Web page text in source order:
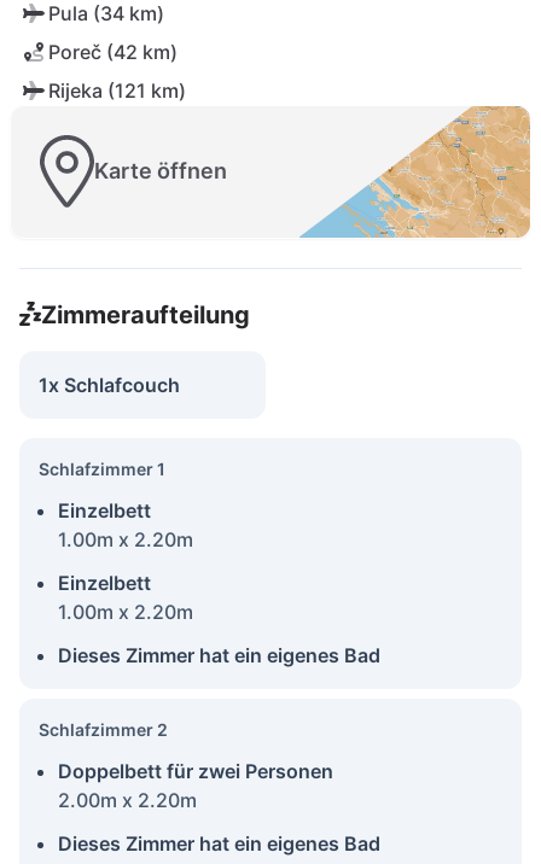
Pula (34 km)
Poreč (42 km)
Rijeka (121 km)
Karte öffnen
Zimmeraufteilung
1x Schlafcouch
Schlafzimmer 1
Einzelbett
1.00m x 2.20m
Einzelbett
1.00m x 2.20m
Dieses Zimmer hat ein eigenes Bad
Schlafzimmer 2
Doppelbett für zwei Personen
2.00m x 2.20m
Dieses Zimmer hat ein eigenes Bad